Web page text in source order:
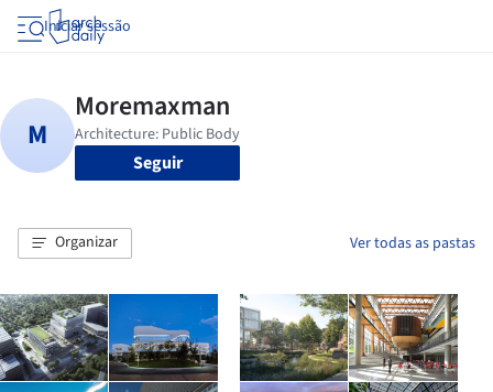
Iniciar sessão
Seguir
Organizar Ver todas as pastas